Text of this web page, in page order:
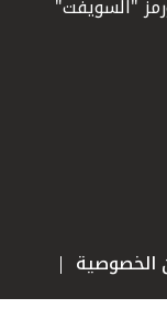
"السويفت"
الخصوصية